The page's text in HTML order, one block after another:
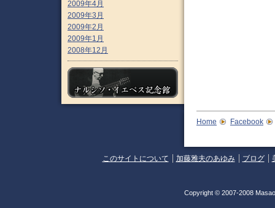
2009年4月
2009年3月
2009年2月
2009年1月
2008年12月
Home Facebook
このサイトについて 加藤雅夫のあゆみ ブログ
Copyright © 2007-2008